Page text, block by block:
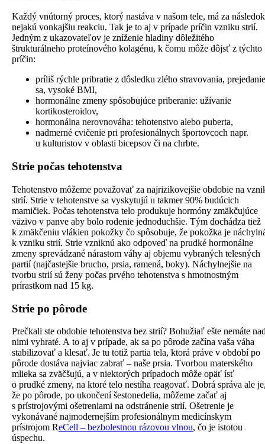
Každý vnútorný proces, ktorý nastáva v našom tele, má za následok
nejakú vonkajšiu reakciu. Tak je to aj v prípade príčin vzniku strií.
Jedným z ukazovateľov je zníženie hladiny dôležitého
štrukturálneho proteínového kolagénu, k čomu môže dôjsť z týchto
príčin:
príliš rýchle pribratie z dôsledku zlého stravovania, prejedanie
sa, vysoké BMI,
hormonálne zmeny spôsobujúce priberanie: užívanie
kortikosteroidov,
hormonálna nerovnováha: tehotenstvo alebo puberta,
nadmerné cvičenie pri profesionálnych športovcoch napr.
u kulturistov v oblasti bicepsov či na chrbte.
Strie počas tehotenstva
Tehotenstvo môžeme považovať za najrizikovejšie obdobie na
strií. Strie v tehotenstve sa vyskytujú u takmer 90% budúcich
mamičiek. Počas tehotenstva telo produkuje hormóny zmäkčujúce
väzivo v panve aby bolo rodenie jednoduchšie. Tým dochádza tiež
k zmäkčeniu vlákien pokožky čo spôsobuje, že pokožka je
k vzniku strií. Strie vzniknú ako odpoveď na prudké hormonálne
zmeny sprevádzané nárastom váhy aj objemu vybraných telesných
partií (najčastejšie brucho, prsia, ramená, boky). Náchylnejšie na
tvorbu strií sú ženy počas prvého tehotenstva s hmotnostným
prírastkom nad 15 kg.
Strie po pôrode
Prečkali ste obdobie tehotenstva bez strií? Bohužiaľ ešte nemáte
nimi vyhraté. A to aj v prípade, ak sa po pôrode začína vaša váha
stabilizovať a klesať. Je tu totiž partia tela, ktorá práve v období po
pôrode dostáva najviac zabrať – naše prsia. Tvorbou materského
mlieka sa zväčšujú, a v niektorých prípadoch môže opäť ísť
o prudké zmeny, na ktoré telo nestíha reagovať. Dobrá správa ale
že po pôrode, po ukončení šestonedelia, môžeme začať aj
s prístrojovými ošetreniami na odstránenie strií. Ošetrenie je
vykonávané najmodernejším profesionálnym medicínskym
prístrojom ReCell – bezbolestnou rázovou vlnou, čo je istotou
úspechu.